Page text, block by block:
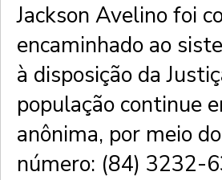
Jackson Avelino foi
encaminhado ao
à disposição da
população continue
anônima, por meio
número: (84) 3232-